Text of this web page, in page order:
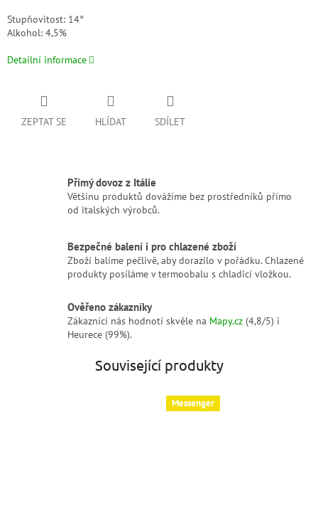
Stupňovitost: 14°
Alkohol: 4,5%
Detailní informace
ZEPTAT SE HLÍDAT SDÍLET
Přímý dovoz z Itálie
Většinu produktů dovážíme bez prostředníků přímo
od italských výrobců.
Bezpečné balení i pro chlazené zboží
Zboží balíme pečlivě, aby dorazilo v pořádku. Chlazené
produkty posíláme v termoobalu s chladicí vložkou.
Ověřeno zákazníky
Zákazníci nás hodnotí skvěle na Mapy.cz (4,8/5) i
Heurece (99%).
Související produkty
Messenger